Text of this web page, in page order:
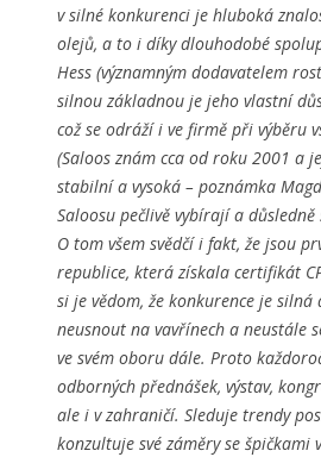
v silné konkurenci je hluboká
olejů, a to i díky dlouhodobé
Hess (významným dodavatelem
silnou základnou je jeho vlastní
což se odráží i ve firmě při výběru
(Saloos znám cca od roku 2001 a
stabilní a vysoká – poznámka
Saloosu pečlivě vybírají a
O tom všem svědčí i fakt, že jsou
republice, která získala certifikát
si je vědom, že konkurence je silná
neusnout na vavřínech a neustále
ve svém oboru dále. Proto
odborných přednášek, výstav,
ale i v zahraničí. Sleduje trendy
konzultuje své záměry se špičkami